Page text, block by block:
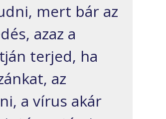
mert bár az
azaz a
terjed, ha
az
a vírus akár